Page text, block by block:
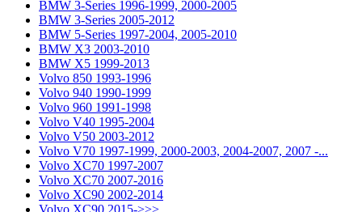
BMW 3-Series 1996-1999, 2000-2005
BMW 3-Series 2005-2012
BMW 5-Series 1997-2004, 2005-2010
BMW X3 2003-2010
BMW X5 1999-2013
Volvo 850 1993-1996
Volvo 940 1990-1999
Volvo 960 1991-1998
Volvo V40 1995-2004
Volvo V50 2003-2012
Volvo V70 1997-1999, 2000-2003, 2004-2007, 2007 -...
Volvo XС70 1997-2007
Volvo XС70 2007-2016
Volvo XC90 2002-2014
Volvo XC90 2015->>>